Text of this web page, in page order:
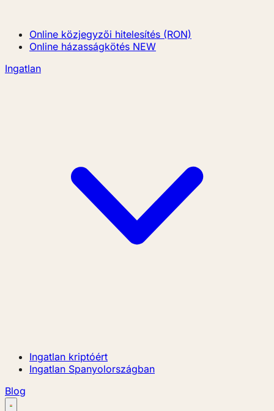
Online közjegyzői hitelesítés (RON)
Online házasságkötés NEW
Ingatlan
Ingatlan kriptóért
Ingatlan Spanyolországban
Blog